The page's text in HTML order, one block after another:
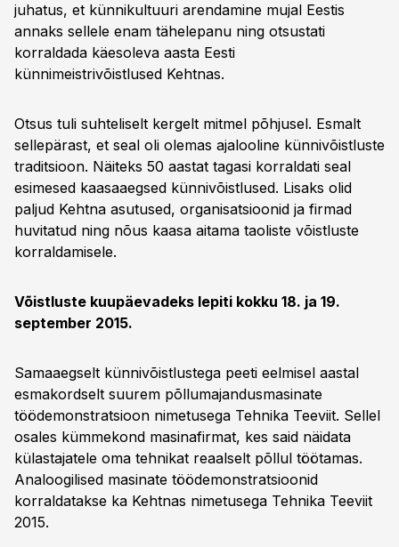
juhatus, et künnikultuuri arendamine mujal Eestis
annaks sellele enam tähelepanu ning otsustati
korraldada käesoleva aasta Eesti
künnimeistrivõistlused Kehtnas.
Otsus tuli suhteliselt kergelt mitmel põhjusel. Esmalt
sellepärast, et seal oli olemas ajalooline künnivõistluste
traditsioon. Näiteks 50 aastat tagasi korraldati seal
esimesed kaasaaegsed künnivõistlused. Lisaks olid
paljud Kehtna asutused, organisatsioonid ja firmad
huvitatud ning nõus kaasa aitama taoliste võistluste
korraldamisele.
Võistluste kuupäevadeks lepiti kokku 18. ja 19.
september 2015.
Samaaegselt künnivõistlustega peeti eelmisel aastal
esmakordselt suurem põllumajandusmasinate
töödemonstratsioon nimetusega Tehnika Teeviit. Sellel
osales kümmekond masinafirmat, kes said näidata
külastajatele oma tehnikat reaalselt põllul töötamas.
Analoogilised masinate töödemonstratsioonid
korraldatakse ka Kehtnas nimetusega Tehnika Teeviit
2015.